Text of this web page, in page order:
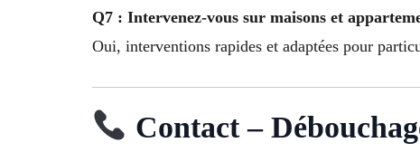
Q7 : Intervenez-vous sur maisons et
Oui, interventions rapides et adaptées pour
Contact –